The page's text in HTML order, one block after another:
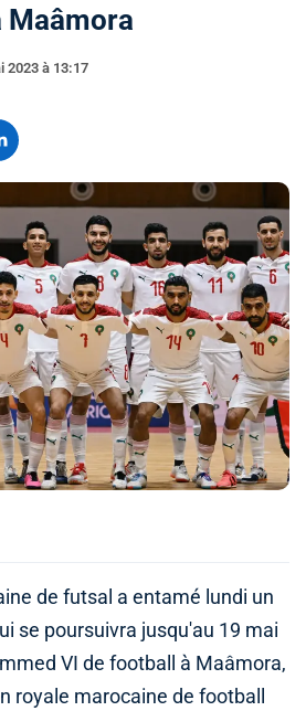
Maâmora
2023 à 13:17
de futsal a entamé lundi un
se poursuivra jusqu'au 19 mai
VI de football à Maâmora,
royale marocaine de football